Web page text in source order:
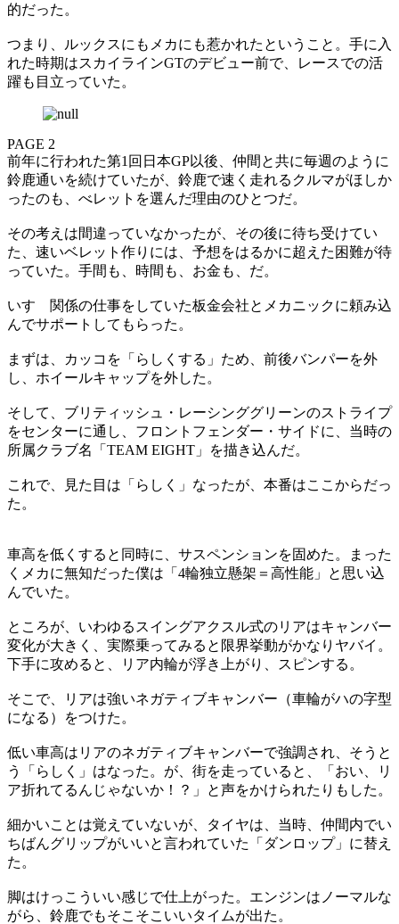
的だった。
つまり、ルックスにもメカにも惹かれたということ。手に入
れた時期はスカイラインGTのデビュー前で、レースでの活
躍も目立っていた。
PAGE 2
前年に行われた第1回日本GP以後、仲間と共に毎週のように
鈴鹿通いを続けていたが、鈴鹿で速く走れるクルマがほしか
ったのも、べレットを選んだ理由のひとつだ。
その考えは間違っていなかったが、その後に待ち受けてい
た、速いベレット作りには、予想をはるかに超えた困難が待
っていた。手間も、時間も、お金も、だ。
いすゞ関係の仕事をしていた板金会社とメカニックに頼み込
んでサポートしてもらった。
まずは、カッコを「らしくする」ため、前後バンパーを外
し、ホイールキャップを外した。
そして、ブリティッシュ・レーシンググリーンのストライプ
をセンターに通し、フロントフェンダー・サイドに、当時の
所属クラブ名「TEAM EIGHT」を描き込んだ。
これで、見た目は「らしく」なったが、本番はここからだっ
た。
車高を低くすると同時に、サスペンションを固めた。まった
くメカに無知だった僕は「4輪独立懸架＝高性能」と思い込
んでいた。
ところが、いわゆるスイングアクスル式のリアはキャンバー
変化が大きく、実際乗ってみると限界挙動がかなりヤバイ。
下手に攻めると、リア内輪が浮き上がり、スピンする。
そこで、リアは強いネガティブキャンバー（車輪がハの字型
になる）をつけた。
低い車高はリアのネガティブキャンバーで強調され、そうと
う「らしく」はなった。が、街を走っていると、「おい、リ
ア折れてるんじゃないか！？」と声をかけられたりもした。
細かいことは覚えていないが、タイヤは、当時、仲間内でい
ちばんグリップがいいと言われていた「ダンロップ」に替え
た。
脚はけっこういい感じで仕上がった。エンジンはノーマルな
がら、鈴鹿でもそこそこいいタイムが出た。